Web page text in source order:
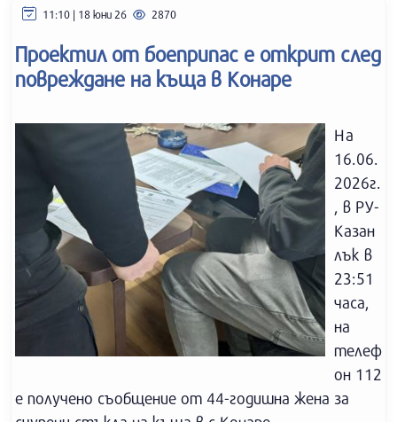
11:10 | 18 юни 26 2870
Проектил от боеприпас е открит след
повреждане на къща в Конаре
На
16.06.
2026г.
, в РУ-
Казан
лък в
23:51
часа,
на
телеф
он 112
е получено съобщение от 44-годишна жена за